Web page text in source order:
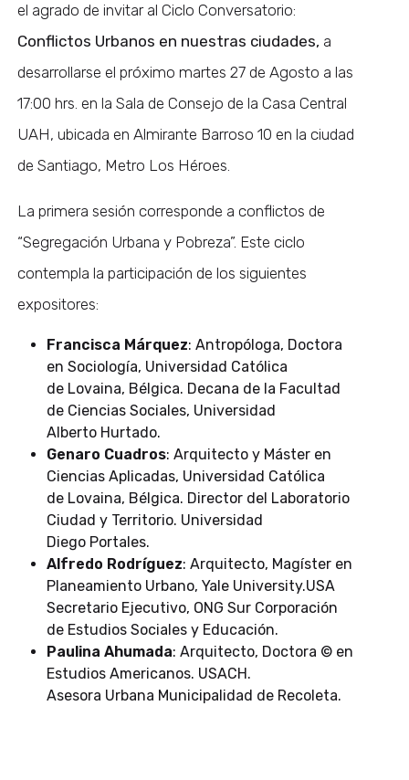
el agrado de invitar al Ciclo Conversatorio:
Conflictos Urbanos en nuestras ciudades, a
desarrollarse el próximo martes 27 de Agosto a las
17:00 hrs. en la Sala de Consejo de la Casa Central
UAH, ubicada en Almirante Barroso 10 en la ciudad
de Santiago, Metro Los Héroes.
La primera sesión corresponde a conflictos de
“Segregación Urbana y Pobreza”. Este ciclo
contempla la participación de los siguientes
expositores:
Francisca Márquez: Antropóloga, Doctora
en Sociología, Universidad Católica
de Lovaina, Bélgica. Decana de la Facultad
de Ciencias Sociales, Universidad
Alberto Hurtado.
Genaro Cuadros: Arquitecto y Máster en
Ciencias Aplicadas, Universidad Católica
de Lovaina, Bélgica. Director del Laboratorio
Ciudad y Territorio. Universidad
Diego Portales.
Alfredo Rodríguez: Arquitecto, Magíster en
Planeamiento Urbano, Yale University.USA
Secretario Ejecutivo, ONG Sur Corporación
de Estudios Sociales y Educación.
Paulina Ahumada:Arquitecto, Doctora © en
Estudios Americanos. USACH.
Asesora Urbana Municipalidad de Recoleta.